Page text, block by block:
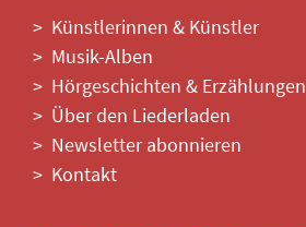
Künstlerinnen & Künstler
Musik-Alben
Hörgeschichten & Erzählungen
Über den Liederladen
Newsletter abonnieren
Kontakt